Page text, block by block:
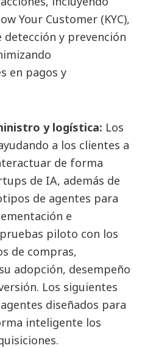
Your Customer (KYC),
detección y prevención
en pagos y
y logística: Los
a los clientes a
de forma
de IA, además de
de agentes para
e
piloto con los
de compras,
adopción, desempeño
Los siguientes
diseñados para
inteligente los